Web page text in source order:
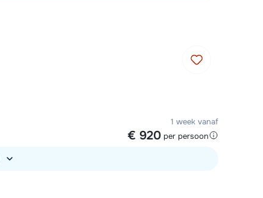
1 week vanaf
€ 920 per persoon